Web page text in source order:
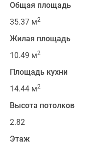
Общая площадь
35.37 м2
Жилая площадь
10.49 м2
Площадь кухни
14.44 м2
Высота потолков
2.82
Этаж